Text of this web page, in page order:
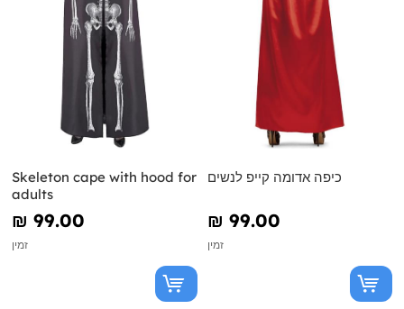
Skeleton cape with hood for
adults
₪‎ 99.00
זמין
כיפה אדומה קייפ לנשים
₪‎ 99.00
זמין